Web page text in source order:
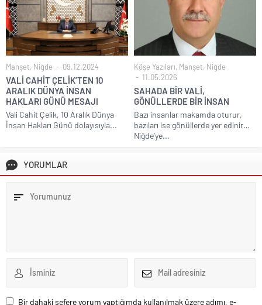
Manşet, Niğde 09.12.2024
VALİ CAHİT ÇELİK’TEN 10
ARALIK DÜNYA İNSAN
HAKLARI GÜNÜ MESAJI
Vali Cahit Çelik, 10 Aralık Dünya
İnsan Hakları Günü dolayısıyla...
Köşe Yazıları, Manşet, Niğde
11.05.2026
SAHADA BİR VALİ,
GÖNÜLLERDE BİR İNSAN
Bazı insanlar makamda oturur,
bazıları ise gönüllerde yer edinir…
Niğde’ye...
YORUMLAR
Bir dahaki sefere yorum yaptığımda kullanılmak üzere adımı, e-